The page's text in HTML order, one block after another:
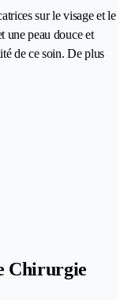
sur le visage et le
une peau douce et
de ce soin. De plus
Chirurgie